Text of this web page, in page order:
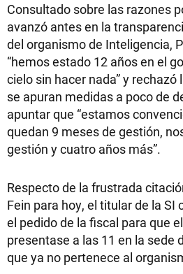
Consultado sobre las razones
avanzó antes en la
del organismo de Inteligencia,
“hemos estado 12 años en el
cielo sin hacer nada” y
se apuran medidas a poco de
apuntar que “estamos
quedan 9 meses de gestión,
gestión y cuatro años más”.
Respecto de la frustrada
Fein para hoy, el titular de la SI
el pedido de la fiscal para que
presentase a las 11 en la sede
que ya no pertenece al